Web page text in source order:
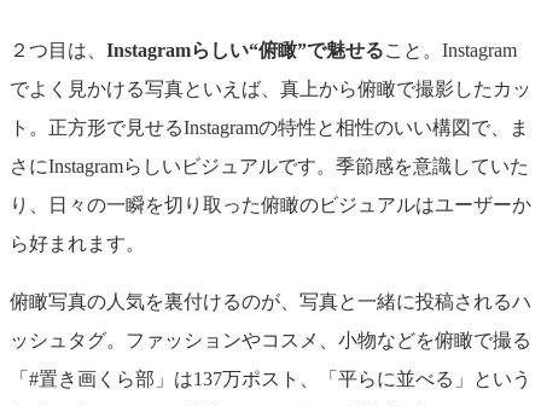
２つ目は、 Instagramらしい“俯瞰”で魅せること。Instagram
でよく見かける写真といえば、真上から俯瞰で撮影したカッ
ト。正方形で見せるInstagramの特性と相性のいい構図で、ま
さにInstagramらしいビジュアルです。季節感を意識していた
り、日々の一瞬を切り取った俯瞰のビジュアルはユーザーか
ら好まれます。
俯瞰写真の人気を裏付けるのが、写真と一緒に投稿されるハ
ッシュタグ。ファッションやコスメ、小物などを俯瞰で撮る
「#置き画くら部」は137万ポスト、「平らに並べる」という